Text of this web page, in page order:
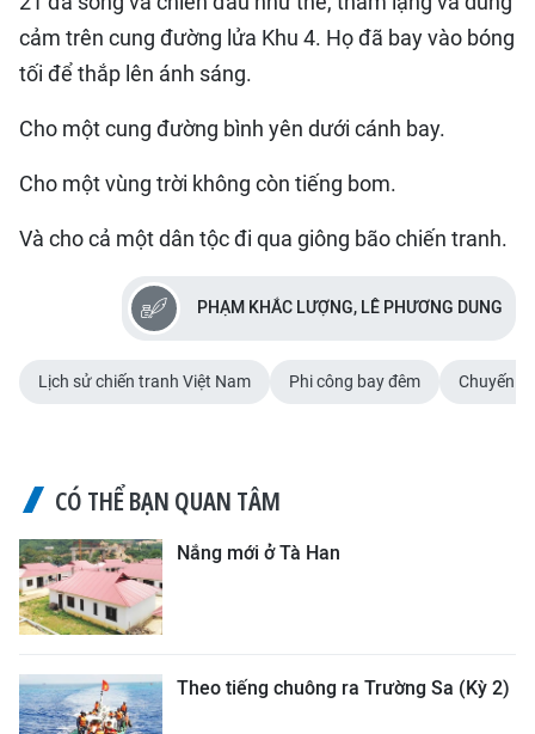
cảm trên cung đường lửa Khu 4. Họ đã bay vào bóng
tối để thắp lên ánh sáng.
Cho một cung đường bình yên dưới cánh bay.
​Cho một vùng trời không còn tiếng bom.
Và cho cả một dân tộc đi qua giông bão chiến tranh.
PHẠM KHẮC LƯỢNG, LÊ PHƯƠNG DUNG
Lịch sử chiến tranh Việt Nam Phi công bay đêm Chuyến
CÓ THỂ BẠN QUAN TÂM
Nắng mới ở Tà Han
Theo tiếng chuông ra Trường Sa (Kỳ 2)